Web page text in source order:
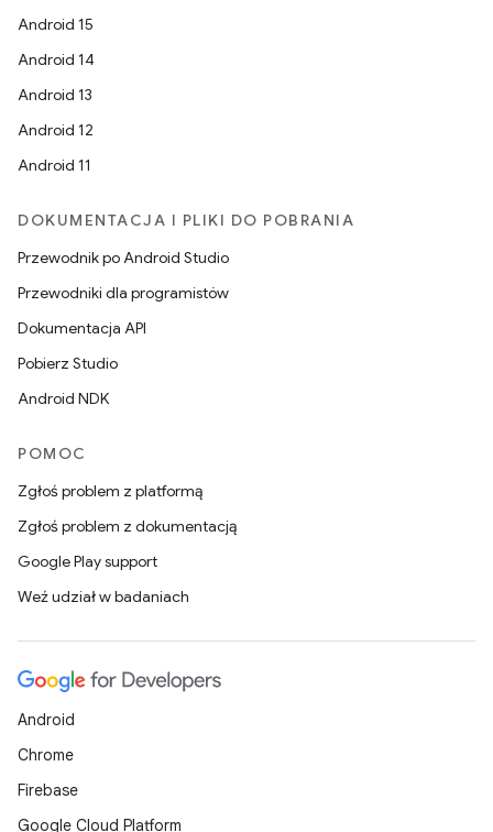
Android 15
Android 14
Android 13
Android 12
Android 11
DOKUMENTACJA I PLIKI DO POBRANIA
Przewodnik po Android Studio
Przewodniki dla programistów
Dokumentacja API
Pobierz Studio
Android NDK
POMOC
Zgłoś problem z platformą
Zgłoś problem z dokumentacją
Google Play support
Weź udział w badaniach
Android
Chrome
Firebase
Google Cloud Platform